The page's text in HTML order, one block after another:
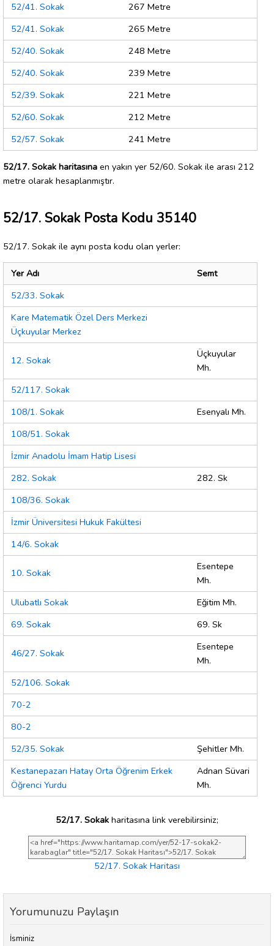
52/41. Sokak
267 Metre
52/41. Sokak
265 Metre
52/40. Sokak
248 Metre
52/40. Sokak
239 Metre
52/39. Sokak
221 Metre
52/60. Sokak
212 Metre
52/57. Sokak
241 Metre
52/17. Sokak haritasına en yakın yer 52/60. Sokak ile arası 212
metre olarak hesaplanmıştır.
52/17. Sokak Posta Kodu 35140
52/17. Sokak ile aynı posta kodu olan yerler:
Yer Adı
Semt
52/33. Sokak
Kare Matematik Özel Ders Merkezi
Üçkuyular Merkez
12. Sokak
Üçkuyular
Mh.
52/117. Sokak
108/1. Sokak
Esenyalı Mh.
108/51. Sokak
İzmir Anadolu İmam Hatip Lisesi
282. Sokak
282. Sk
108/36. Sokak
İzmir Üniversitesi Hukuk Fakültesi
14/6. Sokak
10. Sokak
Esentepe
Mh.
Ulubatlı Sokak
Eğitim Mh.
69. Sokak
69. Sk
46/27. Sokak
Esentepe
Mh.
52/106. Sokak
70-2
80-2
52/35. Sokak
Şehitler Mh.
Kestanepazarı Hatay Orta Öğrenim Erkek
Öğrenci Yurdu
Adnan Süvari
Mh.
52/17. Sokak haritasına link verebilirsiniz;
52/17. Sokak Haritası
Yorumunuzu Paylaşın
İsminiz